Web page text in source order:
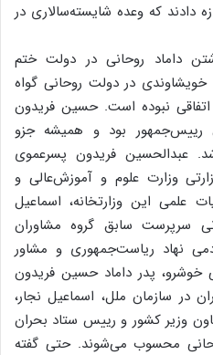
دادند که وعده شایسته‌سالاری در
داماد روحانی در دولت ختم
خویشاوندی در دولت روحانی گواه
نبوده است. حسین فریدون
رییس‌جمهور بود و همیشه جزو
عبدالحسین فریدون پسرعموی
وزارت علوم و آموزش‌عالی و
این وزارتخانه، اسماعیل
سرپرست سابق گروه مشاوران
نهاد ریاست‌جمهوری و مشاور
خوشرو، پدر داماد حسین فریدون
در سازمان ملل، اسماعیل نجار‌،‌
وزیر کشور و رییس ستاد بحران
محسوب می‌شوند. حتی گفته